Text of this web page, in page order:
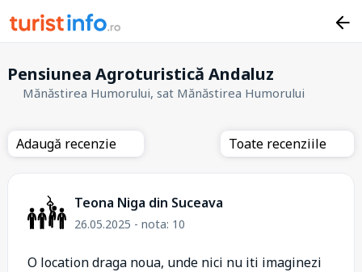
Pensiunea Agroturistică Andaluz
Mănăstirea Humorului, sat Mănăstirea Humorului
Adaugă recenzie Toate recenziile
Teona Niga din Suceava
26.05.2025 - nota: 10
O location draga noua, unde nici nu iti imaginezi